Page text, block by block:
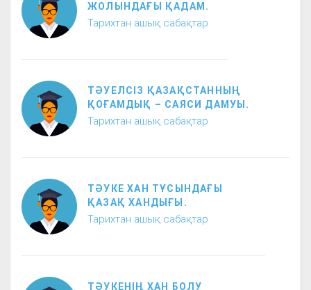
ЖОЛЫНДАҒЫ ҚАДАМ.
Тарихтан ашық сабақтар
ТӘУЕЛСІЗ ҚАЗАҚСТАННЫҢ
ҚОҒАМДЫҚ – САЯСИ ДАМУЫ.
Тарихтан ашық сабақтар
ТӘУКЕ ХАН ТҰСЫНДАҒЫ
ҚАЗАҚ ХАНДЫҒЫ.
Тарихтан ашық сабақтар
ТӘУКЕНІҢ ХАН БОЛУ